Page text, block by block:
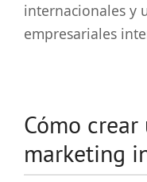
internacionales y
empresariales
Cómo
marketing